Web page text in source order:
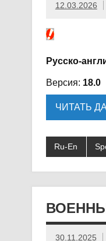
12.03.2026
Русско-
Версия: 18.0
ЧИТАТЬ
Ru-En
30.11.2025